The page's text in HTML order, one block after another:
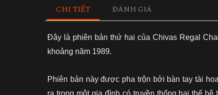
CHI TIẾT ĐÁNH GIÁ
Đây là phiên bản thứ hai của Chivas Regal
khoảng năm 1989.
Phiên bản này được pha trộn bởi bàn tay tài
ra trong một gia đình có truyền thống hai thế